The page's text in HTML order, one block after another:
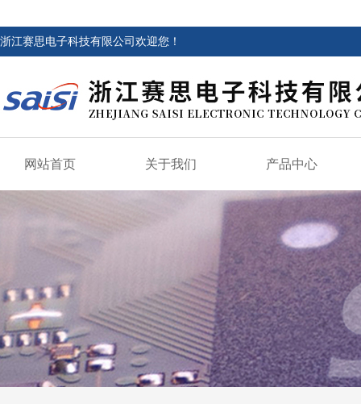
浙江赛思电子科技有限公司欢迎您！
网站首页 关于我们 产品中心